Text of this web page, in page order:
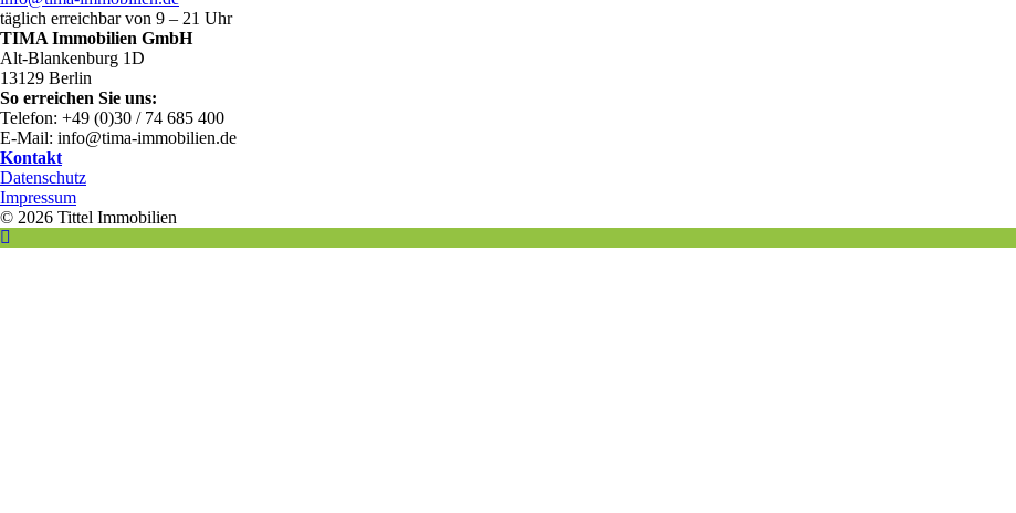
täglich erreichbar von 9 – 21 Uhr
TIMA Immobilien GmbH
Alt-Blankenburg 1D
13129 Berlin
So erreichen Sie uns:
Telefon: +49 (0)30 / 74 685 400
E-Mail: info@tima-immobilien.de
Kontakt
Datenschutz
Impressum
© 2026 Tittel Immobilien